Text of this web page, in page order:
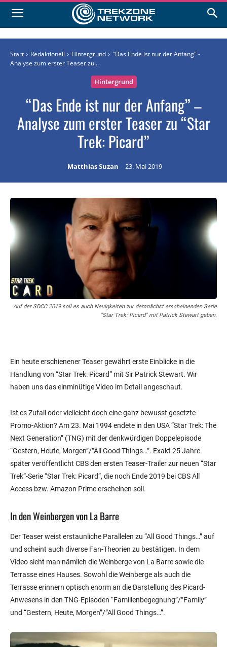
Start Redaktionell Hintergrund
"Das Ende ist nur der Anfang" -
Analyse zum erster Teaser zu...
Hintergrund
“Das Ende ist nur der Anfang” –
Analyse zum erster Teaser zu “Star
Trek: Picard”
Matthias Suzan 23. Mai 2019
Auf der SDCC 2019 soll es auch Neuigkeiten zur demnächst erscheinenden Serie
"Star Trek: Picard" mit Patrick Stewart geben.
Ein heute erschienener Teaser gewährt erste Einblicke in die
Handlung von “Star Trek: Picard” mit Sir Patrick Stewart. Wir
haben uns das einminütige Video im Detail angeschaut.
Ist es Zufall oder vielleicht doch eine ganz bewusst gesetzte
Promo-Aktion? Am 23. Mai 1994 endete in den USA “Star Trek: The
Next Generation” (TNG) mit der denkwürdigen Doppelepisode
“Gestern, Heute, Morgen”/”All Good Things…”. Exakt 25 Jahre
später veröffentlicht CBS den ersten Teaser-Trailer zur neuen “Star
Trek”-Serie “Star Trek: Picard”, die noch Ende 2019 bei CBS All
Access bzw. Amazon Prime erscheinen soll.
In den Weinbergen von La Barre
Der Teaser weist erstaunliche Parallelen zu “All Good Things…” auf
und scheint auch diverse Fan-Theorien zu bestätigen. In dem
Video sieht man nämlich die Weinberge von La Barre sowie die
Terrasse eines Hauses. Sowohl die Weinberge als auch die
Terrasse erinnern optisch enorm an die Darstellung des Picard-
Anwesens in den TNG-Episoden “Familienbegegnung”/”Family”
und “Gestern, Heute, Morgen”/”All Good Things…”.